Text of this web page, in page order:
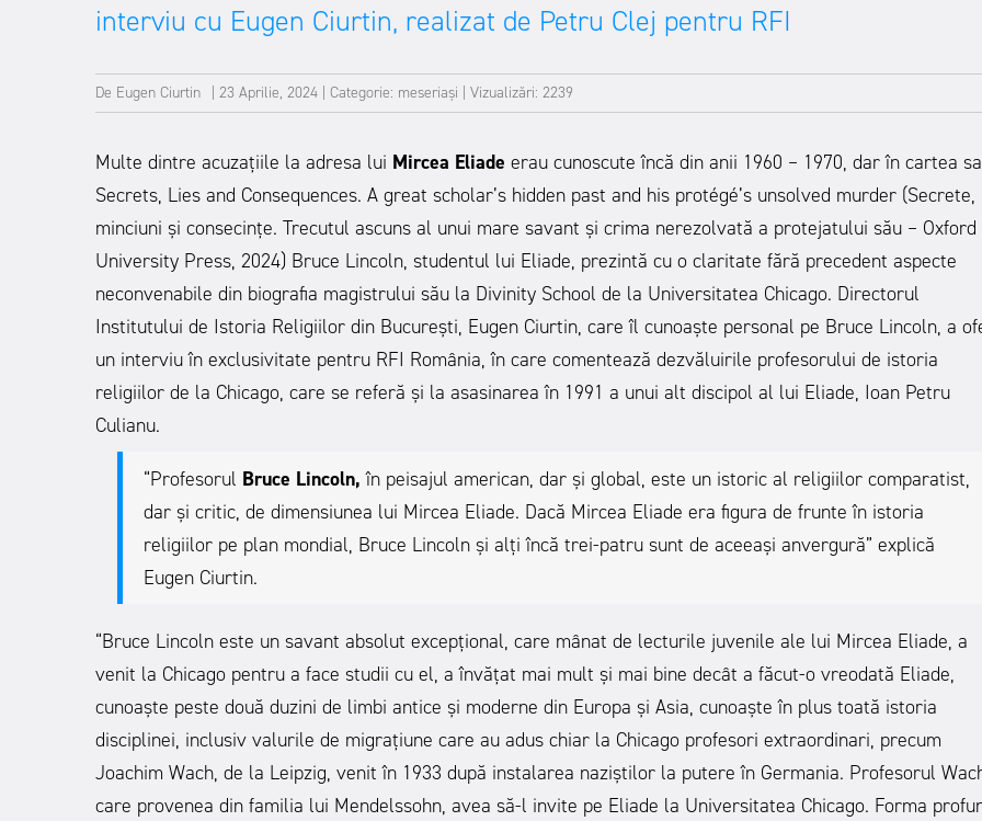
interviu cu Eugen Ciurtin, realizat de Petru Clej pentru RFI
De Eugen Ciurtin | 23 Aprilie, 2024 | Categorie: meseriași | Vizualizări: 2239
Multe dintre acuzațiile la adresa lui Mircea Eliade erau cunoscute încă din anii 1960 – 1970, dar în cartea sa
Secrets, Lies and Consequences. A great scholar’s hidden past and his protégé’s unsolved murder (Secrete,
minciuni și consecințe. Trecutul ascuns al unui mare savant și crima nerezolvată a protejatului său – Oxford
University Press, 2024) Bruce Lincoln, studentul lui Eliade, prezintă cu o claritate fără precedent aspecte
neconvenabile din biografia magistrului său la Divinity School de la Universitatea Chicago. Directorul
Institutului de Istoria Religiilor din București, Eugen Ciurtin, care îl cunoaște personal pe Bruce Lincoln, a
un interviu în exclusivitate pentru RFI România, în care comentează dezvăluirile profesorului de istoria
religiilor de la Chicago, care se referă și la asasinarea în 1991 a unui alt discipol al lui Eliade, Ioan Petru
Culianu.
“Profesorul Bruce Lincoln, în peisajul american, dar și global, este un istoric al religiilor comparatist,
dar și critic, de dimensiunea lui Mircea Eliade. Dacă Mircea Eliade era figura de frunte în istoria
religiilor pe plan mondial, Bruce Lincoln și alți încă trei-patru sunt de aceeași anvergură” explică
Eugen Ciurtin.
“Bruce Lincoln este un savant absolut excepțional, care mânat de lecturile juvenile ale lui Mircea Eliade, a
venit la Chicago pentru a face studii cu el, a învățat mai mult și mai bine decât a făcut-o vreodată Eliade,
cunoaște peste două duzini de limbi antice și moderne din Europa și Asia, cunoaște în plus toată istoria
disciplinei, inclusiv valurile de migrațiune care au adus chiar la Chicago profesori extraordinari, precum
Joachim Wach, de la Leipzig, venit în 1933 după instalarea naziștilor la putere în Germania. Profesorul
care provenea din familia lui Mendelssohn, avea să-l invite pe Eliade la Universitatea Chicago. Forma